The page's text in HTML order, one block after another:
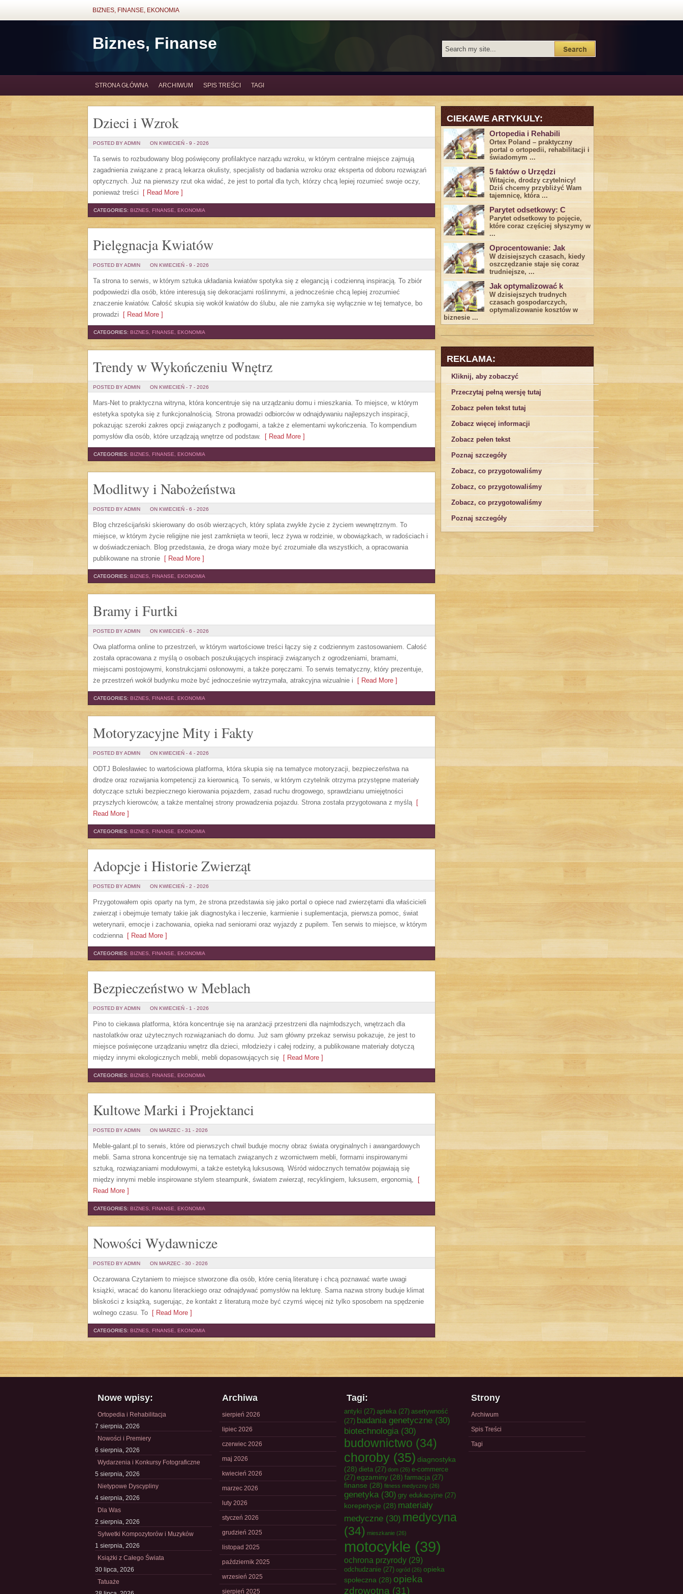
BIZNES, FINANSE, EKONOMIA
Biznes, Finanse
STRONA GŁÓWNA ARCHIWUM SPIS TREŚCI TAGI
Dzieci i Wzrok
POSTED BY ADMIN ON KWIECIEŃ - 9 - 2026
Ta serwis to rozbudowany blog poświęcony profilaktyce narządu wzroku, w którym centralne miejsce zajmują
zagadnienia związane z pracą lekarza okulisty, specjalisty od badania wzroku oraz eksperta od doboru rozwiązań
optycznych. Już na pierwszy rzut oka widać, że jest to portal dla tych, którzy chcą lepiej rozumieć swoje oczy,
ponieważ treści [ Read More ]
CATEGORIES: BIZNES, FINANSE, EKONOMIA
Pielęgnacja Kwiatów
POSTED BY ADMIN ON KWIECIEŃ - 9 - 2026
Ta strona to serwis, w którym sztuka układania kwiatów spotyka się z elegancją i codzienną inspiracją. To zbiór
podpowiedzi dla osób, które interesują się dekoracjami roślinnymi, a jednocześnie chcą lepiej zrozumieć
znaczenie kwiatów. Całość skupia się wokół kwiatów do ślubu, ale nie zamyka się wyłącznie w tej tematyce, bo
prowadzi [ Read More ]
CATEGORIES: BIZNES, FINANSE, EKONOMIA
Trendy w Wykończeniu Wnętrz
POSTED BY ADMIN ON KWIECIEŃ - 7 - 2026
Mars-Net to praktyczna witryna, która koncentruje się na urządzaniu domu i mieszkania. To miejsce, w którym
estetyka spotyka się z funkcjonalnością. Strona prowadzi odbiorców w odnajdywaniu najlepszych inspiracji,
pokazując szeroki zakres opcji związanych z podłogami, a także z elementami wykończenia. To kompendium
pomysłów dla osób, które urządzają wnętrze od podstaw. [ Read More ]
CATEGORIES: BIZNES, FINANSE, EKONOMIA
Modlitwy i Nabożeństwa
POSTED BY ADMIN ON KWIECIEŃ - 6 - 2026
Blog chrześcijański skierowany do osób wierzących, który splata zwykłe życie z życiem wewnętrznym. To
miejsce, w którym życie religijne nie jest zamknięta w teorii, lecz żywa w rodzinie, w obowiązkach, w radościach i
w doświadczeniach. Blog przedstawia, że droga wiary może być zrozumiałe dla wszystkich, a opracowania
publikowane na stronie [ Read More ]
CATEGORIES: BIZNES, FINANSE, EKONOMIA
Bramy i Furtki
POSTED BY ADMIN ON KWIECIEŃ - 6 - 2026
Owa platforma online to przestrzeń, w którym wartościowe treści łączy się z codziennym zastosowaniem. Całość
została opracowana z myślą o osobach poszukujących inspiracji związanych z ogrodzeniami, bramami,
miejscami postojowymi, konstrukcjami osłonowymi, a także poręczami. To serwis tematyczny, który prezentuje,
że przestrzeń wokół budynku może być jednocześnie wytrzymała, atrakcyjna wizualnie i [ Read More ]
CATEGORIES: BIZNES, FINANSE, EKONOMIA
Motoryzacyjne Mity i Fakty
POSTED BY ADMIN ON KWIECIEŃ - 4 - 2026
ODTJ Bolesławiec to wartościowa platforma, która skupia się na tematyce motoryzacji, bezpieczeństwa na
drodze oraz rozwijania kompetencji za kierownicą. To serwis, w którym czytelnik otrzyma przystępne materiały
dotyczące sztuki bezpiecznego kierowania pojazdem, zasad ruchu drogowego, sprawdzianu umiejętności
przyszłych kierowców, a także mentalnej strony prowadzenia pojazdu. Strona została przygotowana z myślą[
Read More ]
CATEGORIES: BIZNES, FINANSE, EKONOMIA
Adopcje i Historie Zwierząt
POSTED BY ADMIN ON KWIECIEŃ - 2 - 2026
Przygotowałem opis oparty na tym, że strona przedstawia się jako portal o opiece nad zwierzętami dla właścicieli
zwierząt i obejmuje tematy takie jak diagnostyka i leczenie, karmienie i suplementacja, pierwsza pomoc, świat
weterynarii, emocje i zachowania, opieka nad seniorami oraz wyjazdy z pupilem. Ten serwis to miejsce, w którym
codzienna[ Read More ]
CATEGORIES: BIZNES, FINANSE, EKONOMIA
Bezpieczeństwo w Meblach
POSTED BY ADMIN ON KWIECIEŃ - 1 - 2026
Pino to ciekawa platforma, która koncentruje się na aranżacji przestrzeni dla najmłodszych, wnętrzach dla
nastolatków oraz użytecznych rozwiązaniach do domu. Już sam główny przekaz serwisu pokazuje, że jest to
miejsce poświęcone urządzaniu wnętrz dla dzieci, młodzieży i całej rodziny, a publikowane materiały dotyczą
między innymi ekologicznych mebli, mebli dopasowujących się [ Read More ]
CATEGORIES: BIZNES, FINANSE, EKONOMIA
Kultowe Marki i Projektanci
POSTED BY ADMIN ON MARZEC - 31 - 2026
Meble-galant.pl to serwis, które od pierwszych chwil buduje mocny obraz świata oryginalnych i awangardowych
mebli. Sama strona koncentruje się na tematach związanych z wzornictwem mebli, formami inspirowanymi
sztuką, rozwiązaniami modułowymi, a także estetyką luksusową. Wśród widocznych tematów pojawiają się
między innymi meble inspirowane stylem steampunk, światem zwierząt, recyklingiem, luksusem, ergonomią, [
Read More ]
CATEGORIES: BIZNES, FINANSE, EKONOMIA
Nowości Wydawnicze
POSTED BY ADMIN ON MARZEC - 30 - 2026
Oczarowana Czytaniem to miejsce stworzone dla osób, które cenią literaturę i chcą poznawać warte uwagi
książki, wracać do kanonu literackiego oraz odnajdywać pomysłów na lekturę. Sama nazwa strony buduje klimat
bliskości z książką, sugerując, że kontakt z literaturą może być czymś więcej niż tylko sposobem na spędzenie
wolnego czasu. To [ Read More ]
CATEGORIES: BIZNES, FINANSE, EKONOMIA
CIEKAWE ARTYKULY:
Ortopedia i Rehabili
Ortex Poland – praktyczny
portal o ortopedii, rehabilitacji i
świadomym ...
5 faktów o Urzędzi
Witajcie, drodzy czytelnicy!
Dziś chcemy przybliżyć ⁣Wam ​
tajemnicę,⁤ która ...
Parytet odsetkowy: C
Parytet odsetkowy to pojęcie,
które coraz częściej słyszymy w
...
Oprocentowanie: Jak
W dzisiejszych czasach, kiedy
‍oszczędzanie​ staje się coraz
trudniejsze,⁣ ...
Jak optymalizować k
W dzisiejszych trudnych⁤
czasach gospodarczych,
optymalizowanie ‌kosztów w
biznesie ...
REKLAMA:
Kliknij, aby zobaczyć
Przeczytaj pełną wersję tutaj
Zobacz pełen tekst tutaj
Zobacz więcej informacji
Zobacz pełen tekst
Poznaj szczegóły
Zobacz, co przygotowaliśmy
Zobacz, co przygotowaliśmy
Zobacz, co przygotowaliśmy
Poznaj szczegóły
Nowe wpisy:
Ortopedia i Rehabilitacja
7 sierpnia, 2026
Nowości i Premiery
6 sierpnia, 2026
Wydarzenia i Konkursy Fotograficzne
5 sierpnia, 2026
Nietypowe Dyscypliny
4 sierpnia, 2026
Dla Was
2 sierpnia, 2026
Sylwetki Kompozytorów i Muzyków
1 sierpnia, 2026
Książki z Całego Świata
30 lipca, 2026
Tatuaże
Archiwa
sierpień 2026
lipiec 2026
czerwiec 2026
maj 2026
kwiecień 2026
marzec 2026
luty 2026
styczeń 2026
grudzień 2025
listopad 2025
październik 2025
wrzesień 2025
sierpień 2025
Tagi:
antyki (27) apteka (27) asertywność
(27) badania genetyczne (30)
biotechnologia(30)
budownictwo (34)
choroby (35) diagnostyka
(28) dieta (27) dom (26) e-commerce
(27) egzaminy (28) farmacja (27)
finanse (28) fitness medyczny (26)
genetyka(30) gry edukacyjne (27)
korepetycje (28) materiały
medyczne (30) medycyna
(34) mieszkanie (26)
motocykle (39)
ochrona przyrody (29)
odchudzanie (27) ogród (26) opieka
społeczna (28) opieka
zdrowotna (31)
Strony
Archiwum
Spis Treści
Tagi